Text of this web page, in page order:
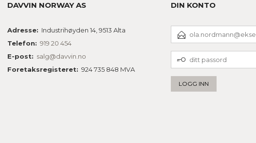
DAVVIN NORWAY AS
Adresse: Industrihøyden 14, 9513 Alta
Telefon: 919 20 454
E-post: salg@davvin.no
Foretaksregisteret: 924 735 848 MVA
DIN KONTO
POSTADRESSE
PASSORD